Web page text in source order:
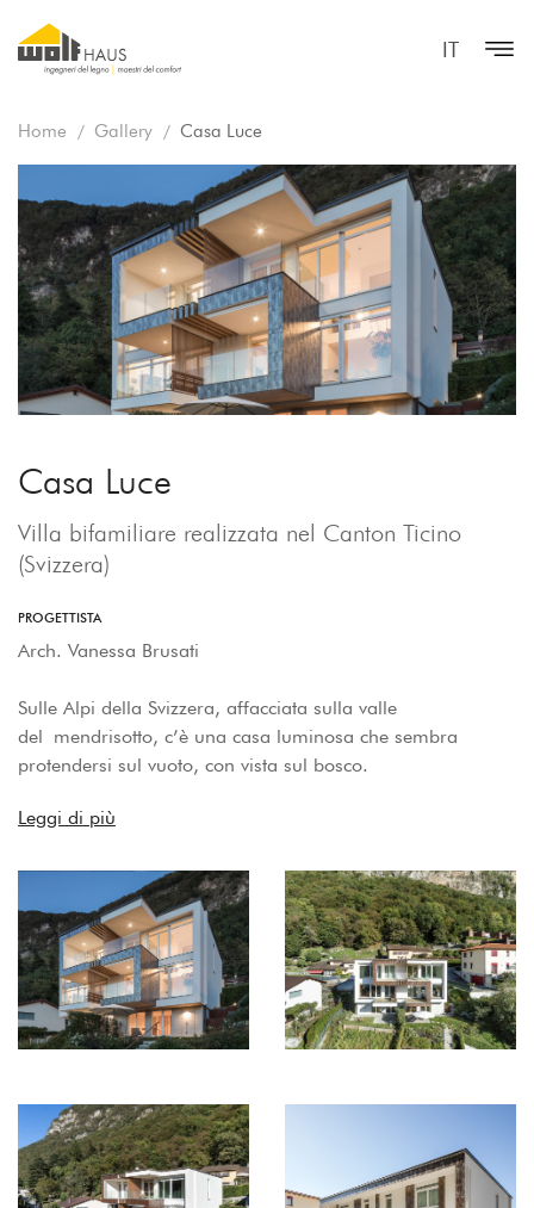
IT
Home Gallery Casa Luce
Casa Luce
Villa bifamiliare realizzata nel Canton Ticino
(Svizzera)
PROGETTISTA
Arch. Vanessa Brusati
Sulle Alpi della Svizzera, affacciata sulla valle
del mendrisotto, c’è una casa luminosa che sembra
protendersi sul vuoto, con vista sul bosco.
Leggi di più